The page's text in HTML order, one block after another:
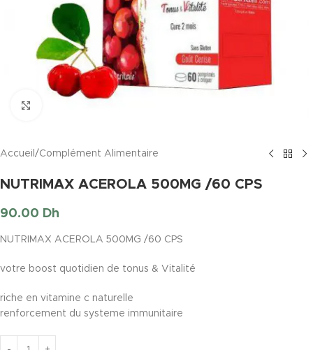
Accueil /Complément Alimentaire
NUTRIMAX ACEROLA 500MG /60 CPS
90.00 Dh
NUTRIMAX ACEROLA 500MG /60 CPS
votre boost quotidien de tonus & Vitalité
riche en vitamine c naturelle
renforcement du systeme immunitaire